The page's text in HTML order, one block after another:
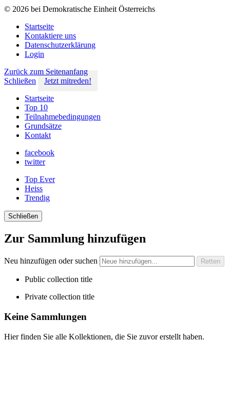
© 2026 bei Demokratische Einheit Österreichs
Startseite
Kontaktiere uns
Datenschutzerklärung
Login
Zurück zum Seitenanfang
Schließen
Jetzt mitreden!
Startseite
Top 10
Teilnahmebedingungen
Grundsätze
Kontakt
facebook
twitter
Top Ever
Heiss
Trendig
Schließen
Zur Sammlung hinzufügen
Neu hinzufügen oder suchen
Public collection title
Private collection title
Keine Sammlungen
Hier finden Sie alle Kollektionen, die Sie zuvor erstellt haben.